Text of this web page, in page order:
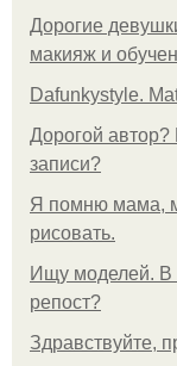
Дорогие
макияж и
Dafunkystyle.
Дорогой автор?
записи?
Я помню мама,
рисовать.
Ищу моделей. В
репост?
Здравствуйте,